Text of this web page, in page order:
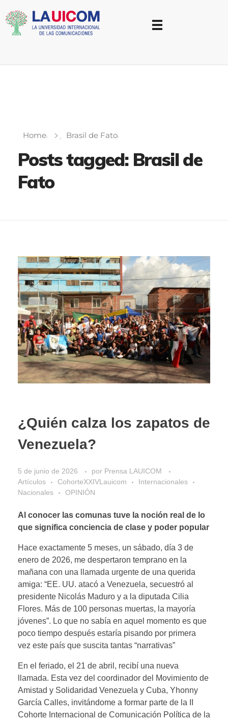
Home Brasil de Fato
Posts tagged: Brasil de
Fato
¿Quién calza los zapatos de
Venezuela?
5 de junio de 2026 por Prensa LAUICOM
Artículos
CohorteXXIVLauicom
Internacionales
Nacionales
OPINIÓN
Al conocer las comunas tuve la noción real de lo
que significa conciencia de clase y poder popular
Hace exactamente 5 meses, un sábado, día 3 de
enero de 2026, me despertaron temprano en la
mañana con una llamada urgente de una querida
amiga: “EE. UU. atacó a Venezuela, secuestró al
presidente Nicolás Maduro y a la diputada Cilia
Flores. Más de 100 personas muertas, la mayoría
jóvenes”. Lo que no sabía en aquel momento es que
poco tiempo después estaría pisando por primera
vez este país que suscita tantas “narrativas”
En el feriado, el 21 de abril, recibí una nueva
llamada. Esta vez del coordinador del Movimiento de
Amistad y Solidaridad Venezuela y Cuba, Yhonny
García Calles, invitándome a formar parte de la II
Cohorte Internacional de Comunicación Política de la